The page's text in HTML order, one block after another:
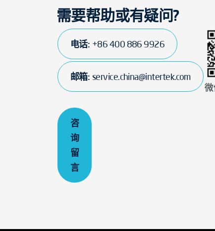
需要帮助或有疑问?
电话: +86 400 886 9926
邮箱: service.china@intertek.com
咨
询
留
言